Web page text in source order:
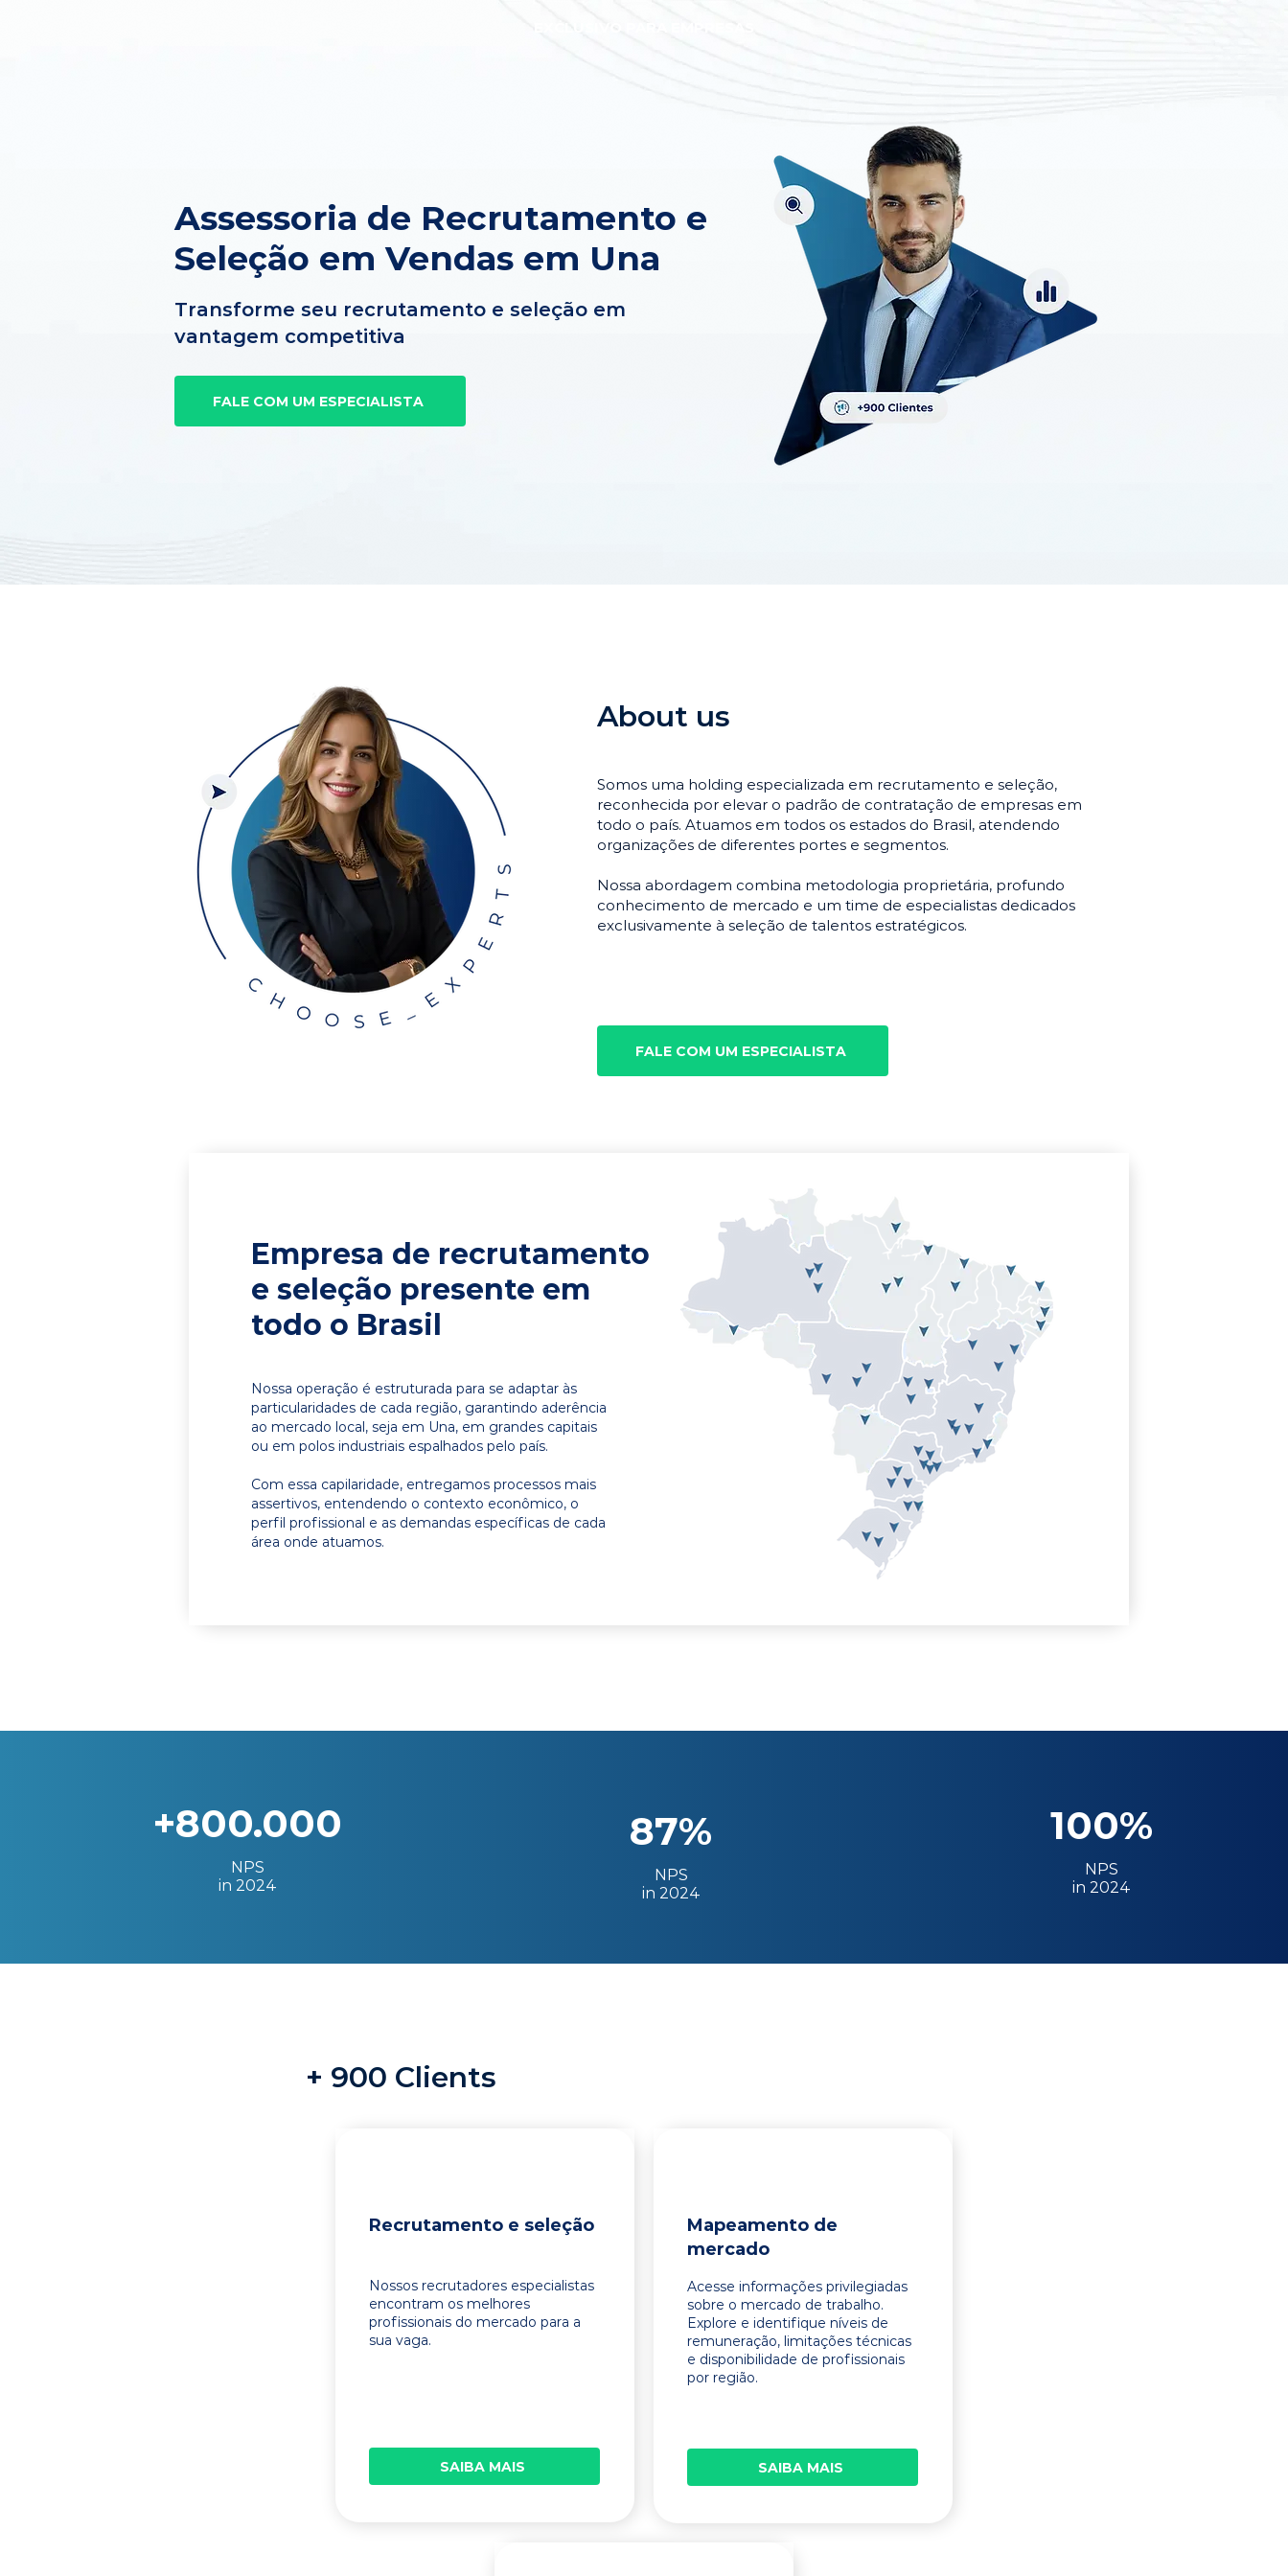
Assessoria de Recrutamento e
Seleção em Vendas em Una
Transforme seu recrutamento e seleção em
vantagem competitiva
FALE COM UM ESPECIALISTA
About us
Somos uma holding especializada em recrutamento e seleção,
reconhecida por elevar o padrão de contratação de empresas em
todo o país. Atuamos em todos os estados do Brasil, atendendo
organizações de diferentes portes e segmentos.
Nossa abordagem combina metodologia proprietária, profundo
conhecimento de mercado e um time de especialistas dedicados
exclusivamente à seleção de talentos estratégicos.
FALE COM UM ESPECIALISTA
Empresa de recrutamento
e seleção presente em
todo o Brasil
Nossa operação é estruturada para se adaptar às
particularidades de cada região, garantindo aderência
ao mercado local, seja em Una, em grandes capitais
ou em polos industriais espalhados pelo país.
Com essa capilaridade, entregamos processos mais
assertivos, entendendo o contexto econômico, o
perfil profissional e as demandas específicas de cada
área onde atuamos.
+800.000
NPS
in 2024
87%
NPS
in 2024
100%
NPS
in 2024
+ 900 Clients
Recrutamento e seleção
Nossos recrutadores especialistas
encontram os melhores
profissionais do mercado para a
sua vaga.
SAIBA MAIS
Mapeamento de
mercado
Acesse informações privilegiadas
sobre o mercado de trabalho.
Explore e identifique níveis de
remuneração, limitações técnicas
e disponibilidade de profissionais
por região.
SAIBA MAIS